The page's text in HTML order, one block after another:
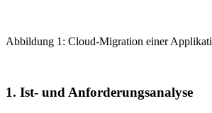
Abbildung 1: Cloud-Migration einer
1. Ist- und Anforderungsanalyse